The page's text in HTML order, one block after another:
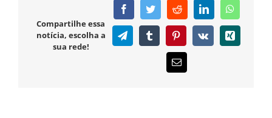
Compartilhe essa
notícia, escolha a
sua rede!
FacebookTwitterRedditLinkedIn
TelegramTumblr PinterestVk Xing
E-
mail